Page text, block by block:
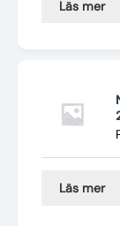
Läs mer
Läs mer